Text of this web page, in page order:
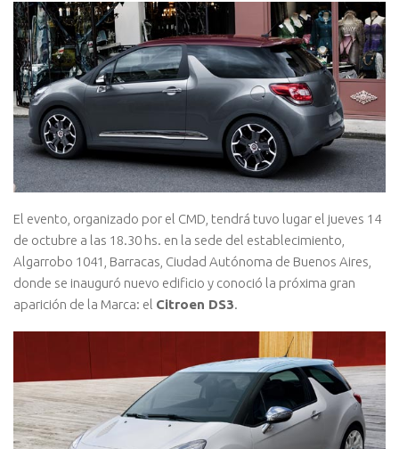
El evento, organizado por el CMD, tendrá tuvo lugar el jueves 14
de octubre a las 18.30 hs. en la sede del establecimiento,
Algarrobo 1041, Barracas, Ciudad Autónoma de Buenos Aires,
donde se inauguró nuevo edificio y conoció la próxima gran
aparición de la Marca: el Citroen DS3.